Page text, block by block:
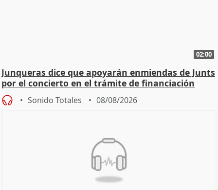
02:00
Junqueras dice que apoyarán enmiendas de Junts
por el concierto en el trámite de financiación
Sonido Totales 08/08/2026